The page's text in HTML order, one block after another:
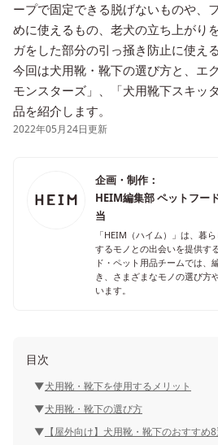
ープで固定できる脱げないものや、
めに使えるもの、老犬の立ち上がり
ガをした部分の引っ掻き防止に使え
今回は犬用靴・靴下の選び方と、エ
モンスターズ」、「犬用靴下スキッ
品を紹介します。
2022年05月24日更新
企画・制作：
HEIM編集部 ペットフー
当
「HEIM（ハイム）」は、暮
するモノとの出会いを提供す
ド・ペット用品チームでは、
き、さまざまなモノの選び方
います。
目次
犬用靴・靴下を使用するメリット
犬用靴・靴下の選び方
【屋外向け】犬用靴・靴下のおすすめ